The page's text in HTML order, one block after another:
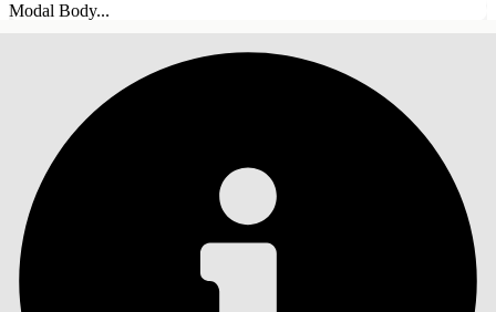
Modal Body...
ÍNDICE DE MATERIAS